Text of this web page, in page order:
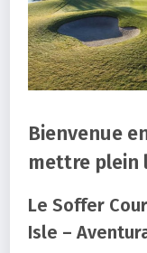
Bienvenue
mettre plein
Le Soffer
Isle –